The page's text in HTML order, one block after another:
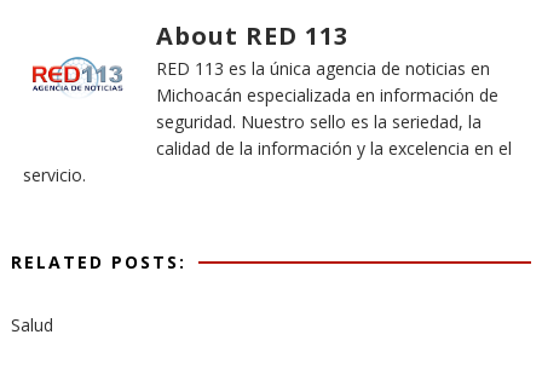
About RED 113
RED 113 es la única agencia de noticias en
Michoacán especializada en información de
seguridad. Nuestro sello es la seriedad, la
calidad de la información y la excelencia en el
servicio.
RELATED POSTS:
Salud